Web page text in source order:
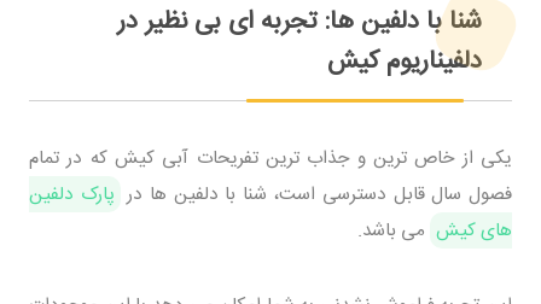
شنا با دلفین ها: تجربه ای بی نظیر در
دلفیناریوم کیش
یکی از خاص ترین و جذاب ترین تفریحات آبی کیش که در تمام
فصول سال قابل دسترسی است، شنا با دلفین ها در پارک دلفین
های کیش می باشد.